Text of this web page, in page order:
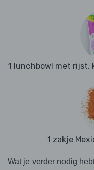
1 lunchbowl met rijst,
1 zakje
Wat je verder nodig